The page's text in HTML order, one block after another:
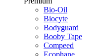
Bio-Oil
Biocyte
Bodyguard
Booby Tape
Compeed
Ecophane